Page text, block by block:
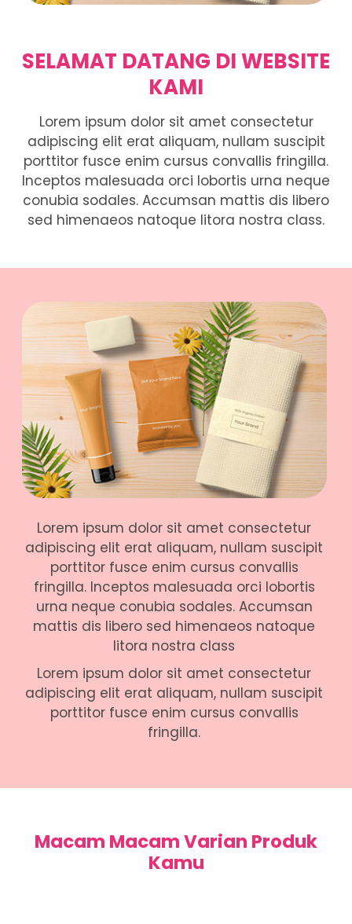
SELAMAT DATANG DI WEBSITE
KAMI
Lorem ipsum dolor sit amet consectetur
adipiscing elit erat aliquam, nullam suscipit
porttitor fusce enim cursus convallis fringilla.
Inceptos malesuada orci lobortis urna neque
conubia sodales. Accumsan mattis dis libero
sed himenaeos natoque litora nostra class.
Lorem ipsum dolor sit amet consectetur
adipiscing elit erat aliquam, nullam suscipit
porttitor fusce enim cursus convallis
fringilla. Inceptos malesuada orci lobortis
urna neque conubia sodales. Accumsan
mattis dis libero sed himenaeos natoque
litora nostra class
Lorem ipsum dolor sit amet consectetur
adipiscing elit erat aliquam, nullam suscipit
porttitor fusce enim cursus convallis
fringilla.
Macam Macam Varian Produk
Kamu